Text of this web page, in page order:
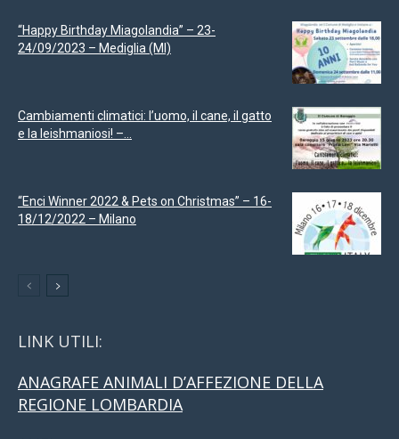
“Happy Birthday Miagolandia” – 23-
24/09/2023 – Mediglia (MI)
Cambiamenti climatici: l’uomo, il cane, il gatto
e la leishmaniosi! –...
“Enci Winner 2022 & Pets on Christmas” – 16-
18/12/2022 – Milano
LINK UTILI:
ANAGRAFE ANIMALI D’AFFEZIONE DELLA
REGIONE LOMBARDIA